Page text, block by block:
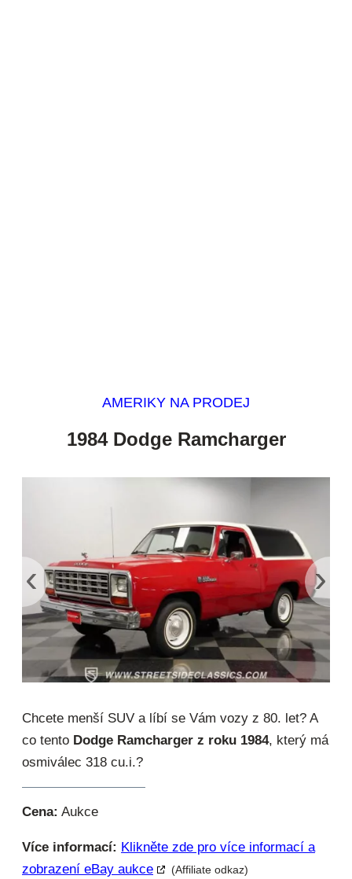
AMERIKY NA PRODEJ
1984 Dodge Ramcharger
‹ ›
Chcete menší SUV a líbí se Vám vozy z 80. let? A
co tento Dodge Ramcharger z roku 1984, který má
osmiválec 318 cu.i.?
Cena: Aukce
Více informací: Klikněte zde pro více informací a
zobrazení eBay aukce
(Affiliate odkaz)